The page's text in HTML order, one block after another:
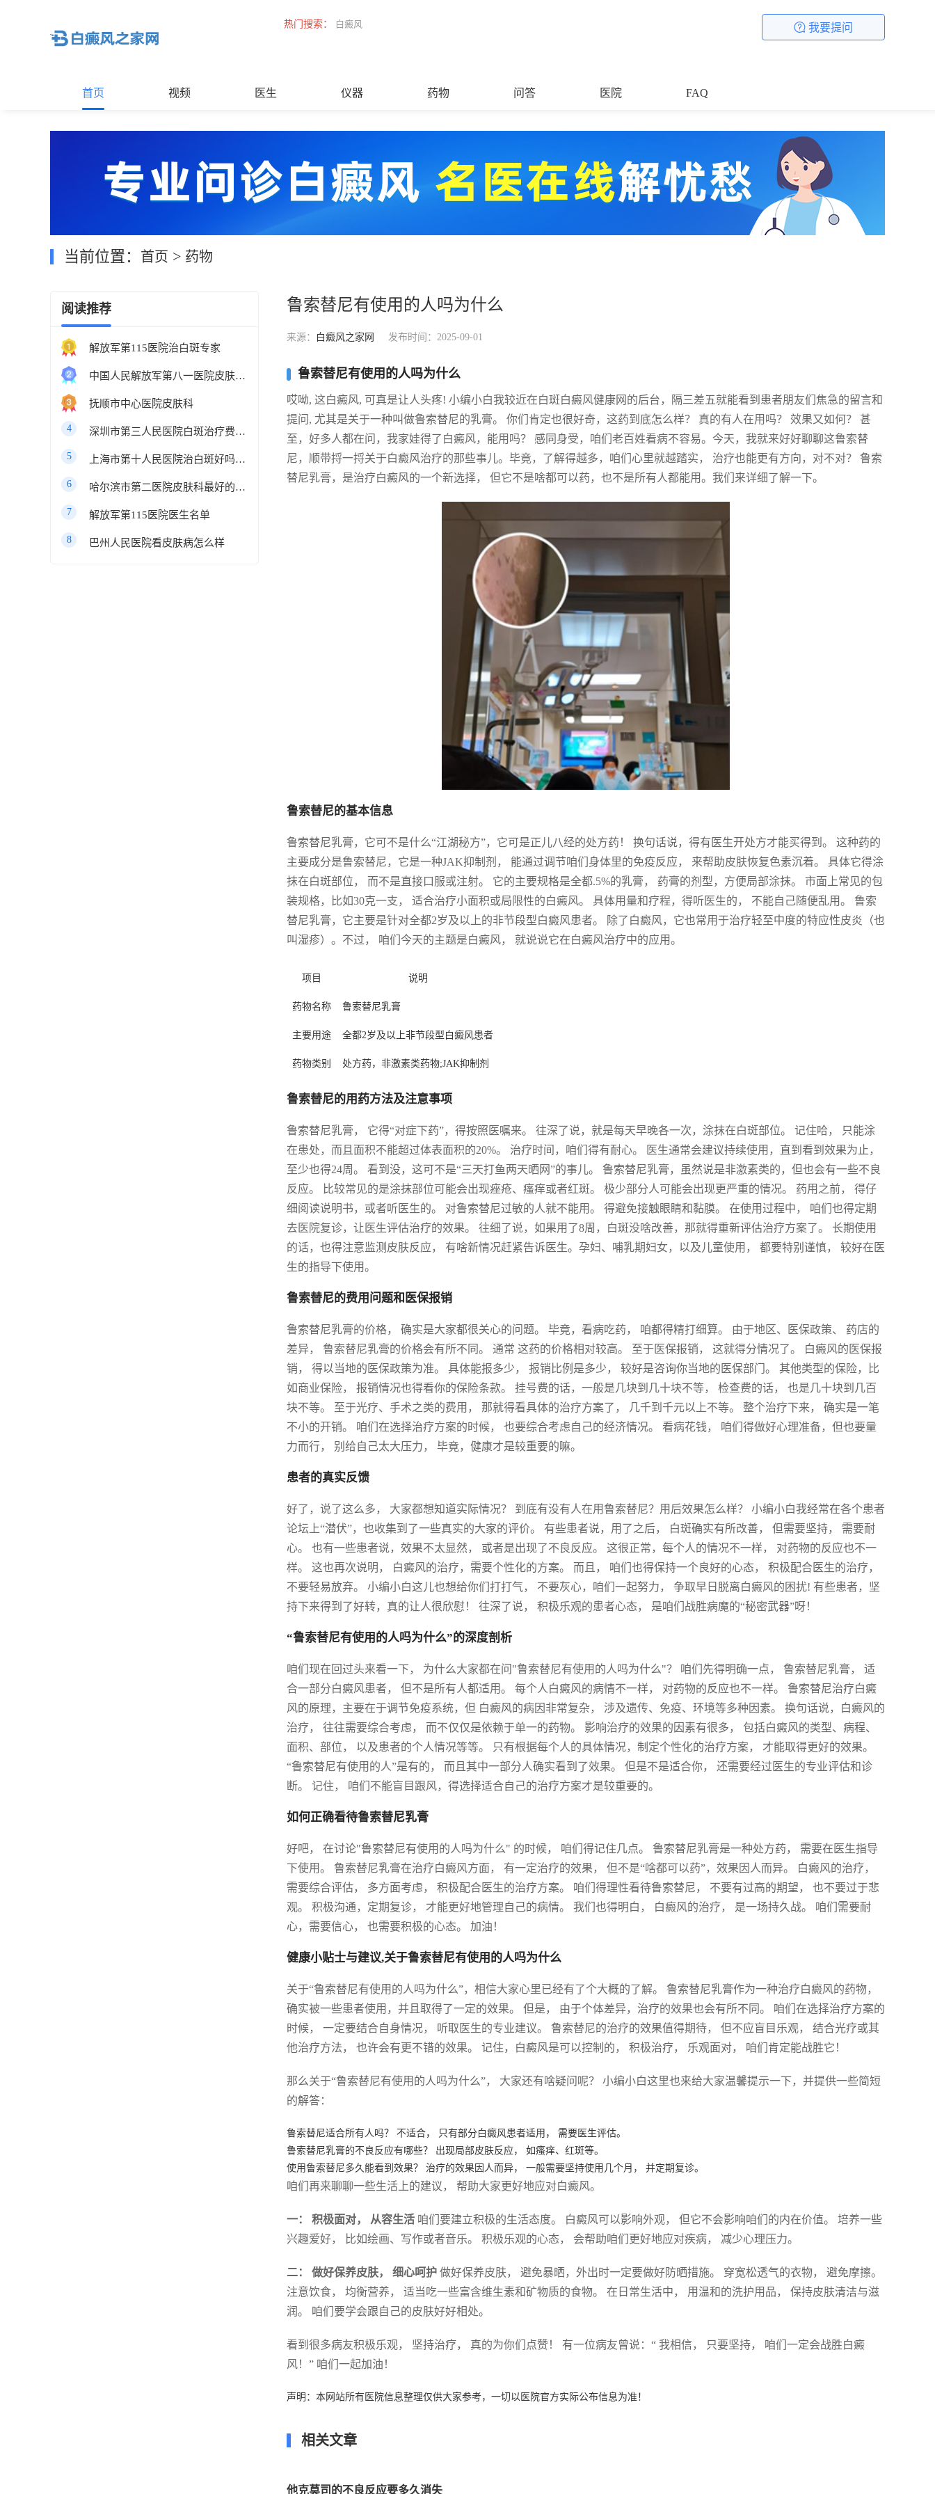
热门搜索： 白癜风 我要提问
首页 视频 医生 仪器 药物 问答 医院 FAQ
当前位置： 首页 > 药物
阅读推荐
解放军第115医院治白斑专家
中国人民解放军第八一医院皮肤科最好的医生
抚顺市中心医院皮肤科
4 深圳市第三人民医院白斑治疗费用多少
5 上海市第十人民医院治白斑好吗知乎
6 哈尔滨市第二医院皮肤科最好的医生
7 解放军第115医院医生名单
8 巴州人民医院看皮肤病怎么样
鲁索替尼有使用的人吗为什么
来源： 白癜风之家网 发布时间：2025-09-01
鲁索替尼有使用的人吗为什么
哎呦, 这白癜风, 可真是让人头疼! 小编小白我较近在白斑白癜风健康网的后台，隔三差五就能看到患者朋友们焦急的留言和
提问, 尤其是关于一种叫做鲁索替尼的乳膏。 你们肯定也很好奇，这药到底怎么样？ 真的有人在用吗？ 效果又如何？ 甚
至，好多人都在问，我家娃得了白癜风，能用吗？ 感同身受，咱们老百姓看病不容易。今天，我就来好好聊聊这鲁索替
尼，顺带捋一捋关于白癜风治疗的那些事儿。毕竟，了解得越多，咱们心里就越踏实， 治疗也能更有方向，对不对？ 鲁索
替尼乳膏，是治疗白癜风的一个新选择， 但它不是啥都可以药，也不是所有人都能用。我们来详细了解一下。
鲁索替尼的基本信息
鲁索替尼乳膏，它可不是什么“江湖秘方”，它可是正儿八经的处方药！ 换句话说，得有医生开处方才能买得到。 这种药的
主要成分是鲁索替尼，它是一种JAK抑制剂， 能通过调节咱们身体里的免疫反应， 来帮助皮肤恢复色素沉着。 具体它得涂
抹在白斑部位， 而不是直接口服或注射。 它的主要规格是全都.5%的乳膏， 药膏的剂型，方便局部涂抹。 市面上常见的包
装规格，比如30克一支， 适合治疗小面积或局限性的白癜风。 具体用量和疗程，得听医生的， 不能自己随便乱用。 鲁索
替尼乳膏，它主要是针对全都2岁及以上的非节段型白癜风患者。 除了白癜风，它也常用于治疗轻至中度的特应性皮炎（也
叫湿疹）。不过， 咱们今天的主题是白癜风， 就说说它在白癜风治疗中的应用。
项目 说明
药物名称 鲁索替尼乳膏
主要用途 全都2岁及以上非节段型白癜风患者
药物类别 处方药，非激素类药物;JAK抑制剂
鲁索替尼的用药方法及注意事项
鲁索替尼乳膏， 它得“对症下药”，得按照医嘱来。 往深了说，就是每天早晚各一次，涂抹在白斑部位。 记住哈， 只能涂
在患处，而且面积不能超过体表面积的20%。 治疗时间，咱们得有耐心。 医生通常会建议持续使用，直到看到效果为止，
至少也得24周。 看到没，这可不是“三天打鱼两天晒网”的事儿。 鲁索替尼乳膏，虽然说是非激素类的，但也会有一些不良
反应。 比较常见的是涂抹部位可能会出现痤疮、瘙痒或者红斑。 极少部分人可能会出现更严重的情况。 药用之前， 得仔
细阅读说明书，或者听医生的。 对鲁索替尼过敏的人就不能用。 得避免接触眼睛和黏膜。 在使用过程中， 咱们也得定期
去医院复诊，让医生评估治疗的效果。 往细了说，如果用了8周，白斑没啥改善，那就得重新评估治疗方案了。 长期使用
的话，也得注意监测皮肤反应， 有啥新情况赶紧告诉医生。孕妇、哺乳期妇女，以及儿童使用， 都要特别谨慎， 较好在医
生的指导下使用。
鲁索替尼的费用问题和医保报销
鲁索替尼乳膏的价格， 确实是大家都很关心的问题。 毕竟，看病吃药， 咱都得精打细算。 由于地区、医保政策、 药店的
差异， 鲁索替尼乳膏的价格会有所不同。 通常 这药的价格相对较高。 至于医保报销， 这就得分情况了。 白癜风的医保报
销， 得以当地的医保政策为准。 具体能报多少， 报销比例是多少， 较好是咨询你当地的医保部门。 其他类型的保险，比
如商业保险， 报销情况也得看你的保险条款。 挂号费的话，一般是几块到几十块不等， 检查费的话， 也是几十块到几百
块不等。 至于光疗、手术之类的费用， 那就得看具体的治疗方案了， 几千到千元以上不等。 整个治疗下来， 确实是一笔
不小的开销。 咱们在选择治疗方案的时候， 也要综合考虑自己的经济情况。 看病花钱， 咱们得做好心理准备，但也要量
力而行， 别给自己太大压力， 毕竟，健康才是较重要的嘛。
患者的真实反馈
好了，说了这么多， 大家都想知道实际情况？ 到底有没有人在用鲁索替尼？用后效果怎么样？ 小编小白我经常在各个患者
论坛上“潜伏”，也收集到了一些真实的大家的评价。 有些患者说，用了之后， 白斑确实有所改善， 但需要坚持， 需要耐
心。 也有一些患者说，效果不太显然， 或者是出现了不良反应。 这很正常，每个人的情况不一样， 对药物的反应也不一
样。 这也再次说明， 白癜风的治疗，需要个性化的方案。 而且， 咱们也得保持一个良好的心态， 积极配合医生的治疗，
不要轻易放弃。 小编小白这儿也想给你们打打气， 不要灰心，咱们一起努力， 争取早日脱离白癜风的困扰! 有些患者，坚
持下来得到了好转，真的让人很欣慰！ 往深了说， 积极乐观的患者心态， 是咱们战胜病魔的“秘密武器”呀！
“鲁索替尼有使用的人吗为什么”的深度剖析
咱们现在回过头来看一下， 为什么大家都在问"鲁索替尼有使用的人吗为什么"？ 咱们先得明确一点， 鲁索替尼乳膏， 适
合一部分白癜风患者， 但不是所有人都适用。 每个人白癜风的病情不一样， 对药物的反应也不一样。 鲁索替尼治疗白癜
风的原理，主要在于调节免疫系统，但 白癜风的病因非常复杂， 涉及遗传、免疫、环境等多种因素。 换句话说，白癜风的
治疗， 往往需要综合考虑， 而不仅仅是依赖于单一的药物。 影响治疗的效果的因素有很多， 包括白癜风的类型、病程、
面积、部位， 以及患者的个人情况等等。 只有根据每个人的具体情况，制定个性化的治疗方案， 才能取得更好的效果。
“鲁索替尼有使用的人”是有的， 而且其中一部分人确实看到了效果。 但是不是适合你， 还需要经过医生的专业评估和诊
断。 记住， 咱们不能盲目跟风，得选择适合自己的治疗方案才是较重要的。
如何正确看待鲁索替尼乳膏
好吧， 在讨论"鲁索替尼有使用的人吗为什么" 的时候， 咱们得记住几点。 鲁索替尼乳膏是一种处方药， 需要在医生指导
下使用。 鲁索替尼乳膏在治疗白癜风方面， 有一定治疗的效果， 但不是“啥都可以药”，效果因人而异。 白癜风的治疗，
需要综合评估， 多方面考虑， 积极配合医生的治疗方案。 咱们得理性看待鲁索替尼， 不要有过高的期望， 也不要过于悲
观。 积极沟通，定期复诊， 才能更好地管理自己的病情。 我们也得明白， 白癜风的治疗， 是一场持久战。 咱们需要耐
心，需要信心， 也需要积极的心态。 加油！
健康小贴士与建议,关于鲁索替尼有使用的人吗为什么
关于“鲁索替尼有使用的人吗为什么”，相信大家心里已经有了个大概的了解。 鲁索替尼乳膏作为一种治疗白癜风的药物，
确实被一些患者使用，并且取得了一定的效果。 但是， 由于个体差异，治疗的效果也会有所不同。 咱们在选择治疗方案的
时候， 一定要结合自身情况， 听取医生的专业建议。 鲁索替尼的治疗的效果值得期待， 但不应盲目乐观， 结合光疗或其
他治疗方法， 也许会有更不错的效果。 记住，白癜风是可以控制的， 积极治疗， 乐观面对， 咱们肯定能战胜它！
那么关于“鲁索替尼有使用的人吗为什么”， 大家还有啥疑问呢？ 小编小白这里也来给大家温馨提示一下，并提供一些简短
的解答：
鲁索替尼适合所有人吗？ 不适合， 只有部分白癜风患者适用， 需要医生评估。
鲁索替尼乳膏的不良反应有哪些？ 出现局部皮肤反应， 如瘙痒、红斑等。
使用鲁索替尼多久能看到效果？ 治疗的效果因人而异， 一般需要坚持使用几个月， 并定期复诊。
咱们再来聊聊一些生活上的建议， 帮助大家更好地应对白癜风。
一： 积极面对， 从容生活 咱们要建立积极的生活态度。 白癜风可以影响外观， 但它不会影响咱们的内在价值。 培养一些
兴趣爱好， 比如绘画、写作或者音乐。 积极乐观的心态， 会帮助咱们更好地应对疾病， 减少心理压力。
二： 做好保养皮肤， 细心呵护 做好保养皮肤， 避免暴晒，外出时一定要做好防晒措施。 穿宽松透气的衣物， 避免摩擦。
注意饮食， 均衡营养， 适当吃一些富含维生素和矿物质的食物。 在日常生活中， 用温和的洗护用品， 保持皮肤清洁与滋
润。 咱们要学会跟自己的皮肤好好相处。
看到很多病友积极乐观， 坚持治疗， 真的为你们点赞！ 有一位病友曾说：“ 我相信， 只要坚持， 咱们一定会战胜白癜
风！” 咱们一起加油！
声明：本网站所有医院信息整理仅供大家参考，一切以医院官方实际公布信息为准！
相关文章
他克莫司的不良反应要多久消失